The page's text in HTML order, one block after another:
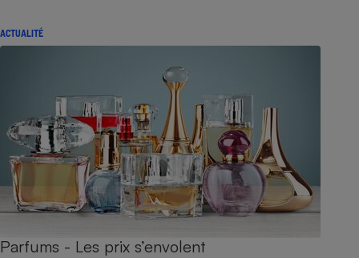
ACTUALITÉ
Parfums - Les prix s’envolent